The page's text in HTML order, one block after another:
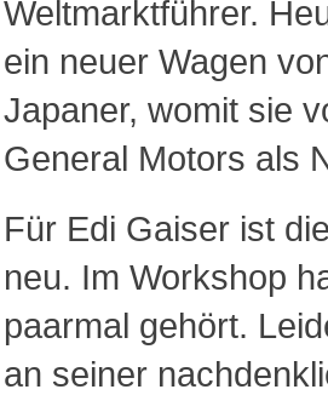
Weltmarktführer.
ein neuer Wagen
Japaner, womit sie
General Motors als
Für Edi Gaiser ist
neu. Im Workshop
paarmal gehört.
an seiner